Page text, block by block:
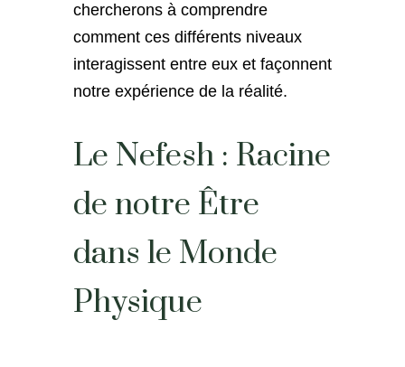
chercherons à comprendre
comment ces différents niveaux
interagissent entre eux et façonnent
notre expérience de la réalité.
Le Nefesh : Racine
de notre Être
dans le Monde
Physique